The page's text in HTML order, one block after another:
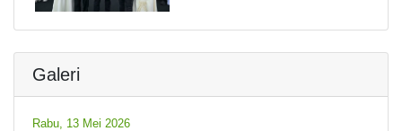
Galeri
Rabu, 13 Mei 2026